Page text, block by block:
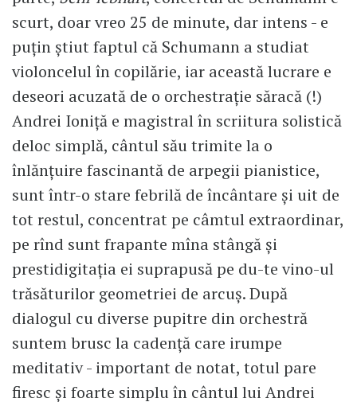
scurt, doar vreo 25 de minute, dar intens - e
puțin știut faptul că Schumann a studiat
violoncelul în copilărie, iar această lucrare e
deseori acuzată de o orchestrație săracă (!)
Andrei Ioniță e magistral în scriitura solistică
deloc simplă, cântul său trimite la o
înlănțuire fascinantă de arpegii pianistice,
sunt într-o stare febrilă de încântare și uit de
tot restul, concentrat pe câmtul extraordinar,
pe rînd sunt frapante mîna stângă și
prestidigitația ei suprapusă pe du-te vino-ul
trăsăturilor geometriei de arcuș. După
dialogul cu diverse pupitre din orchestră
suntem brusc la cadență care irumpe
meditativ - important de notat, totul pare
firesc și foarte simplu în cântul lui Andrei